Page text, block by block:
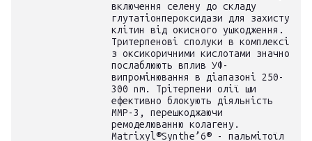
включення селену до складу
глутатіонпероксидази для захисту
клітин від окисного ушкодження.
Тритерпенові сполуки в комплексі
з оксикоричними кислотами значно
послаблюють вплив УФ-
випромінювання в діапазоні 250-
300 nm. Трітерпени олії ши
ефективно блокують діяльність
ММР-3, перешкоджаючи
ремоделюванню колагену.
Matrixyl®Synthe’6® - пальмітоїл